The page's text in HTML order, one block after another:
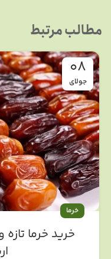
مطالب مرتبط
08
جولای
خرما
خرید خرما